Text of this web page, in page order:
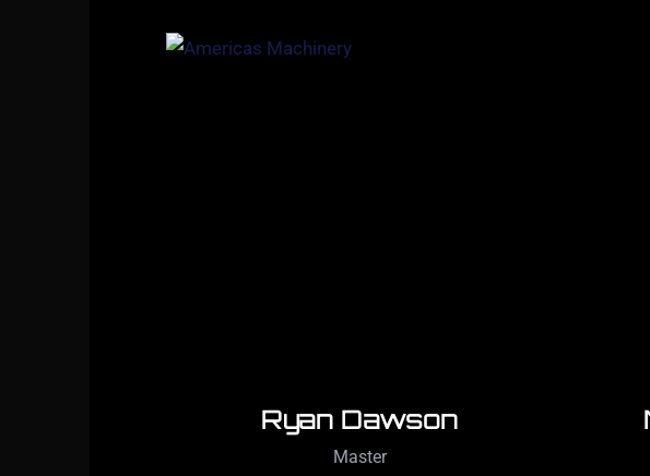
Ryan Dawson
Master